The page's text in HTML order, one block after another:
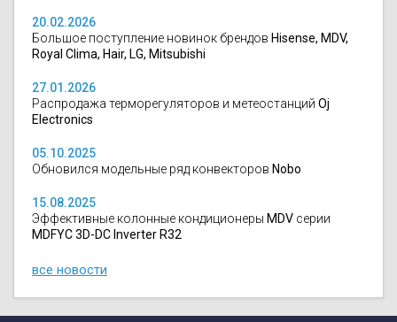
20.02.2026
Большое поступление новинок брендов Hisense, MDV,
Royal Clima, Hair, LG, Mitsubishi
27.01.2026
Распродажа терморегуляторов и метеостанций Oj
Electronics
05.10.2025
Обновился модельные ряд конвекторов Nobo
15.08.2025
Эффективные колонные кондиционеры MDV серии
MDFYC 3D-DC Inverter R32
все новости